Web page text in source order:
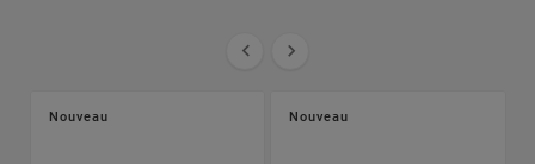
 
Nouveau Nouveau